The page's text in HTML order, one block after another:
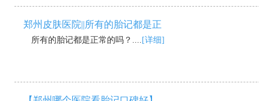
郑州皮肤医院||所有的胎记都是正
所有的胎记都是正常的吗？.... [详细]